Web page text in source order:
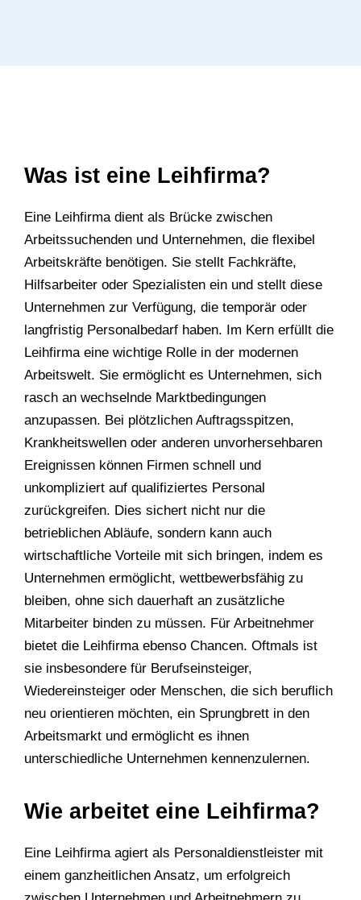
Was ist eine Leihfirma?
Eine Leihfirma dient als Brücke zwischen
Arbeitssuchenden und Unternehmen, die flexibel
Arbeitskräfte benötigen. Sie stellt Fachkräfte,
Hilfsarbeiter oder Spezialisten ein und stellt diese
Unternehmen zur Verfügung, die temporär oder
langfristig Personalbedarf haben. Im Kern erfüllt die
Leihfirma eine wichtige Rolle in der modernen
Arbeitswelt. Sie ermöglicht es Unternehmen, sich
rasch an wechselnde Marktbedingungen
anzupassen. Bei plötzlichen Auftragsspitzen,
Krankheitswellen oder anderen unvorhersehbaren
Ereignissen können Firmen schnell und
unkompliziert auf qualifiziertes Personal
zurückgreifen. Dies sichert nicht nur die
betrieblichen Abläufe, sondern kann auch
wirtschaftliche Vorteile mit sich bringen, indem es
Unternehmen ermöglicht, wettbewerbsfähig zu
bleiben, ohne sich dauerhaft an zusätzliche
Mitarbeiter binden zu müssen. Für Arbeitnehmer
bietet die Leihfirma ebenso Chancen. Oftmals ist
sie insbesondere für Berufseinsteiger,
Wiedereinsteiger oder Menschen, die sich beruflich
neu orientieren möchten, ein Sprungbrett in den
Arbeitsmarkt und ermöglicht es ihnen
unterschiedliche Unternehmen kennenzulernen.
Wie arbeitet eine Leihfirma?
Eine Leihfirma agiert als Personaldienstleister mit
einem ganzheitlichen Ansatz, um erfolgreich